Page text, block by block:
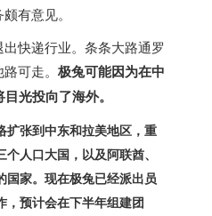
有意见。
快递行业。条条大路通罗
可走。 极兔可能因为在中
光投向了海外。
扩张到中东和拉美地区，重
人口大国，以及阿联酋、
国家。现在极兔已经派出员
，预计会在下半年组建团